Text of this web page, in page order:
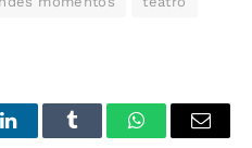
LinkedInTumblr WhatsAppEmail